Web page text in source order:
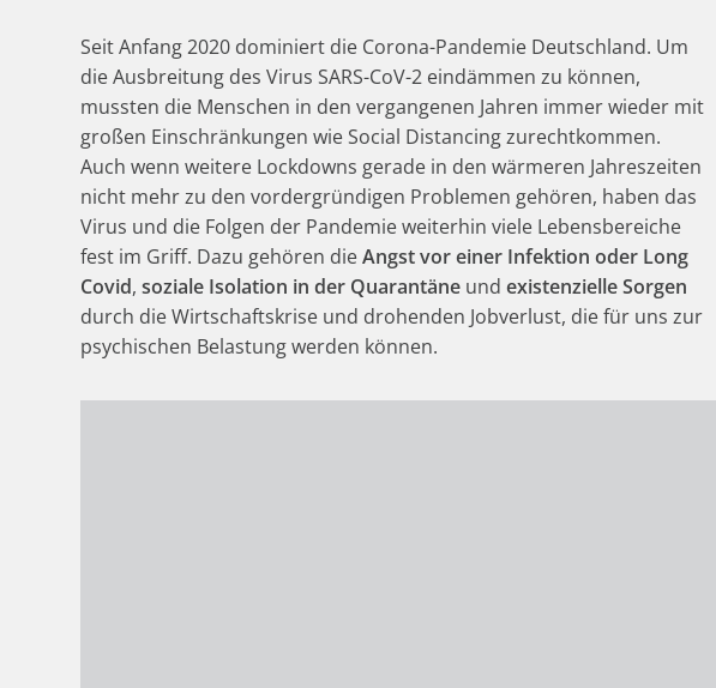
Seit Anfang 2020 dominiert die Corona-Pandemie Deutschland. Um
die Ausbreitung des Virus SARS-CoV-2 eindämmen zu können,
mussten die Menschen in den vergangenen Jahren immer wieder mit
großen Einschränkungen wie Social Distancing zurechtkommen.
Auch wenn weitere Lockdowns gerade in den wärmeren Jahreszeiten
nicht mehr zu den vordergründigen Problemen gehören, haben das
Virus und die Folgen der Pandemie weiterhin viele Lebensbereiche
fest im Griff. Dazu gehören dieAngst vor einer Infektion oder Long
Covid,soziale Isolation in der Quarantäne undexistenzielle Sorgen
durch die Wirtschaftskrise und drohenden Jobverlust, die für uns zur
psychischen Belastung werden können.